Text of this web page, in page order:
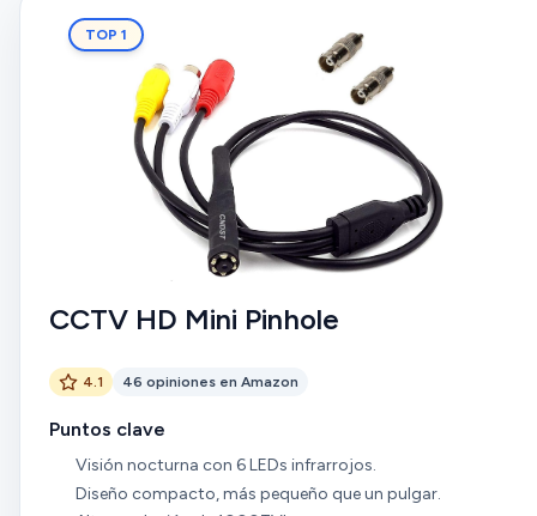
TOP 1
CCTV HD Mini Pinhole
4.1 46 opiniones en Amazon
Puntos clave
Visión nocturna con 6 LEDs infrarrojos.
Diseño compacto, más pequeño que un pulgar.